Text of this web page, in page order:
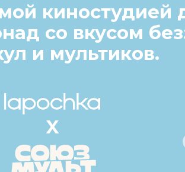
киностудией
со вкусом
и мультиков.
X